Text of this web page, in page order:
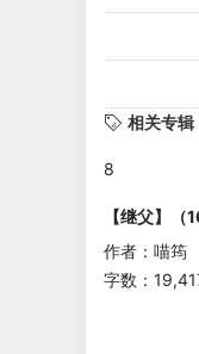
相关专辑
8
【继父】（
作者：喵筠
字数：